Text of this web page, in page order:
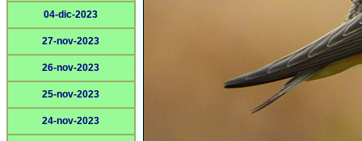
04-dic-2023
27-nov-2023
26-nov-2023
25-nov-2023
24-nov-2023